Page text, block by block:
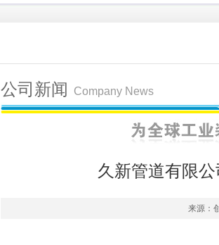
公司新闻 Company News
久新管道有限
来源：